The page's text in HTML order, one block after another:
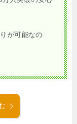
が可能なの